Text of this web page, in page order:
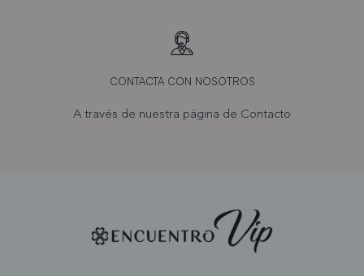
CONTACTA CON NOSOTROS
A través de nuestra página de Contacto